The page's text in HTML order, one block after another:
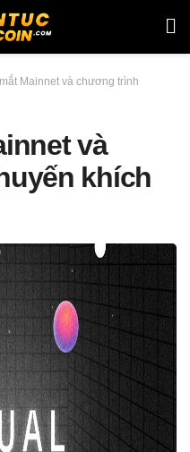
Mainnet và chương trình
và
khích